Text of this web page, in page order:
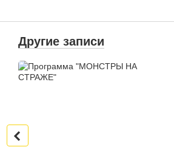
Другие записи